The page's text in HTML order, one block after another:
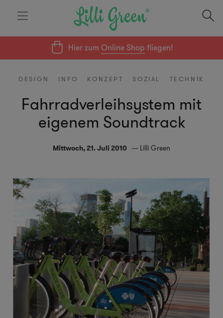
Hier zumOnline Shop fliegen!
DESIGN INFO KONZEPT SOZIAL TECHNIK
Fahrradverleihsystem mit
eigenem Soundtrack
Mittwoch, 21. Juli 2010 Lilli Green